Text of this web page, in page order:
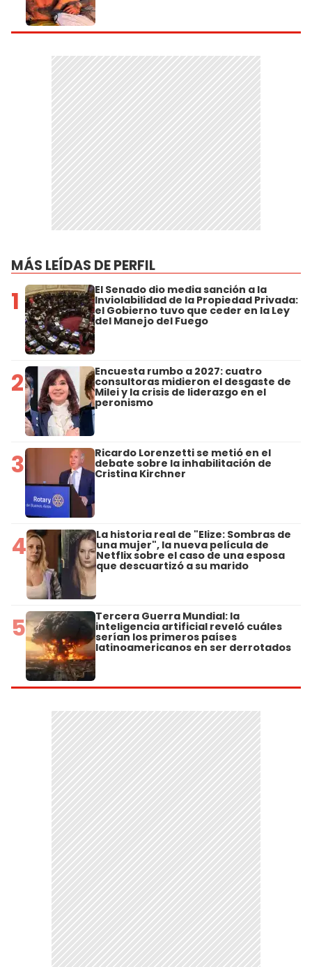
MÁS LEÍDAS DE PERFIL
1 El Senado dio media sanción a la
Inviolabilidad de la Propiedad Privada:
el Gobierno tuvo que ceder en la Ley
del Manejo del Fuego
2 Encuesta rumbo a 2027: cuatro
consultoras midieron el desgaste de
Milei y la crisis de liderazgo en el
peronismo
3 Ricardo Lorenzetti se metió en el
debate sobre la inhabilitación de
Cristina Kirchner
4 La historia real de "Elize: Sombras de
una mujer", la nueva película de
Netflix sobre el caso de una esposa
que descuartizó a su marido
5 Tercera Guerra Mundial: la
inteligencia artificial reveló cuáles
serían los primeros países
latinoamericanos en ser derrotados